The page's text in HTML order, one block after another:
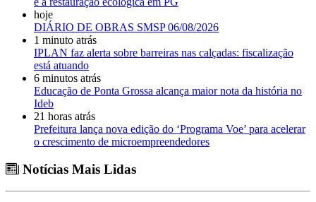
hoje
DIÁRIO DE OBRAS SMSP 06/08/2026
1 minuto atrás
IPLAN faz alerta sobre barreiras nas calçadas: fiscalização
está atuando
6 minutos atrás
Educação de Ponta Grossa alcança maior nota da história no
Ideb
21 horas atrás
Prefeitura lança nova edição do ‘Programa Voe’ para acelerar
o crescimento de microempreendedores
Notícias Mais Lidas